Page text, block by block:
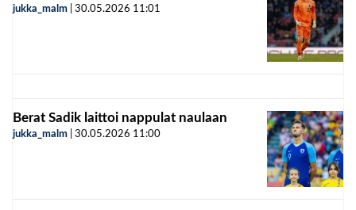
jukka_malm 30.05.2026 11:01
Berat Sadik laittoi nappulat naulaan
jukka_malm 30.05.2026 11:00